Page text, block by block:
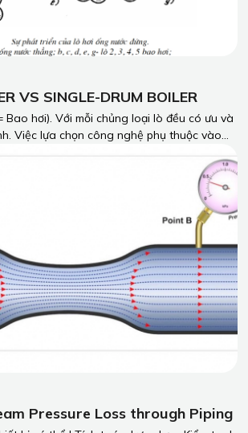
VS SINGLE-DRUM BOILER
Bao hơi). Với mỗi chủng loại lò đều có ưu và
Việc lựa chọn công nghệ phụ thuộc vào
tố quyết định cho sự ổn định vận hành của
của doanh nghiệp, chi phí đầu tư trên
thiết bị. Vậy nên, hy vọng bài viết có thể
cho quý khách hàng có thể nhìn nhận và
Pressure Loss through Piping